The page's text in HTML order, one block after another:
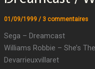
01/09/1999 / 3 commentaires
Sega – Dreamcast
Williams Robbie – She’s
Devarrieuxvillaret